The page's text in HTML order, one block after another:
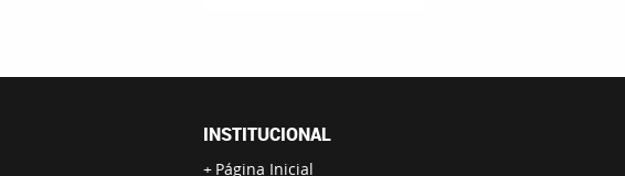
INSTITUCIONAL
Página Inicial